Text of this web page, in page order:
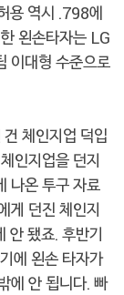
용 역시 .798에
왼손타자는 LG
이대형 수준으로
체인지업 덕입
인지업을 던지
나온 투구 자료
게 던진 체인지
안 됐죠. 후반기
에 왼손 타자가
에 안 됩니다. 빠